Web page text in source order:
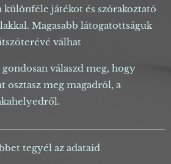
játékot és szórakoztató
Magasabb látogatottságuk
válhat
válaszd meg, hogy
meg magadról, a
tegyél az adataid